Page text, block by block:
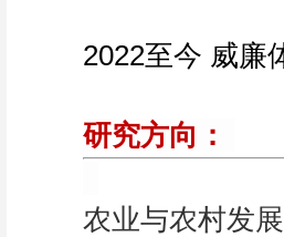
2022至今 威廉
研究方向：
农业与农村发